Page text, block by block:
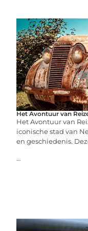
Het Avontuur van
Het Avontuur van
iconische stad van
en geschiedenis.
...